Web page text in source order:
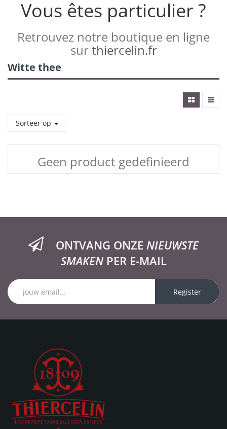
Vous êtes particulier ?
Retrouvez notre boutique en ligne
surthiercelin.fr
Witte thee
Sorteer op
Geen product gedefinieerd
ONTVANG ONZE NIEUWSTE
SMAKENPER E-MAIL
Register